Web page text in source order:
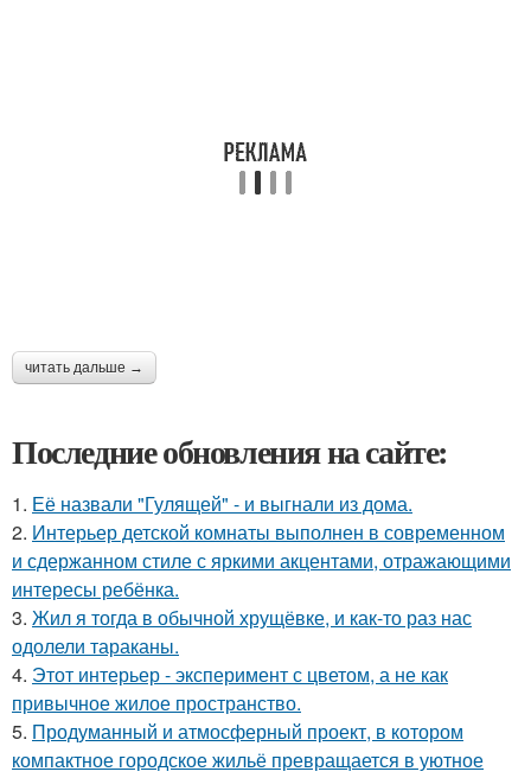
читать дальше →
Последние обновления на сайте:
1. Её назвали "Гулящей" - и выгнали из дома.
2. Интерьер детской комнаты выполнен в современном
и сдержанном стиле с яркими акцентами, отражающими
интересы ребёнка.
3. Жил я тогда в обычной хрущёвке, и как-то раз нас
одолели тараканы.
4. Этот интерьер - эксперимент с цветом, а не как
привычное жилое пространство.
5. Продуманный и атмосферный проект, в котором
компактное городское жильё превращается в уютное